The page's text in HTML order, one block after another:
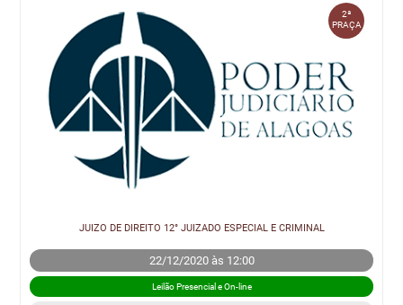
2ª
PRAÇA
JUIZO DE DIREITO 12° JUIZADO ESPECIAL E CRIMINAL
22/12/2020 às 12:00
Leilão Presencial e On-line